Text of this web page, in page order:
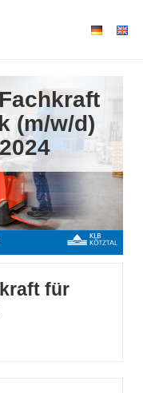
(m/w/d)
für